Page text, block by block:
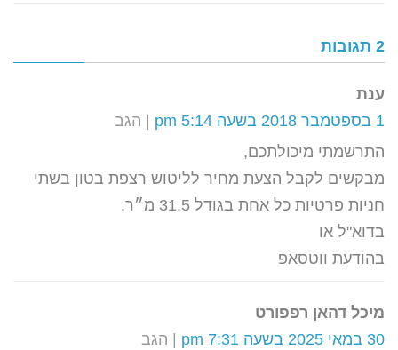
2 תגובות
ענת
1 בספטמבר 2018 בשעה 5:14 pm
הגב
התרשמתי מיכולתכם,
מבקשים לקבל הצעת מחיר לליטוש רצפת בטון בשתי
חניות פרטיות כל אחת בגודל 31.5 מ״ר.
בדוא"ל או
בהודעת ווטסאפ
מיכל דהאן רפפורט
30 במאי 2025 בשעה 7:31 pm
הגב